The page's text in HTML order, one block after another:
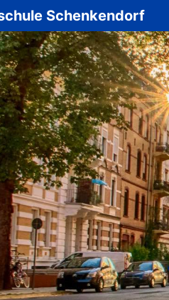
Schenkendorf